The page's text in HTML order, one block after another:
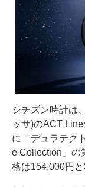
シチズン時計は
ッサ)のACT
に「デュラテク
e Collection」の
格は154,000円と